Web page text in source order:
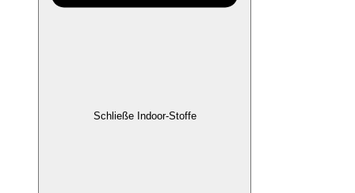
Schließe Indoor-Stoffe